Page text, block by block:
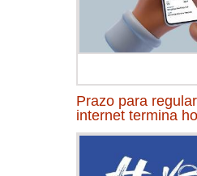
Prazo para
internet termina